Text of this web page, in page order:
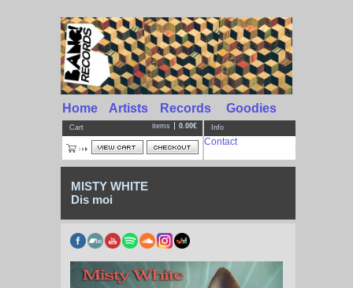
Home Artists Records Goodies
Cart items 0.00€ Info
Contact
MISTY WHITE
Dis moi